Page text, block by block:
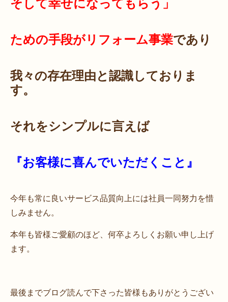
そして幸せになってもらう」
ための手段がリフォーム事業であり
我々の存在理由と認識しておりま
す。
それをシンプルに言えば
『お客様に喜んでいただくこと』
今年も常に良いサービス品質向上には社員一同努力を惜
しみません。
本年も皆様ご愛顧のほど、何卒よろしくお願い申し上げ
ます。
最後までブログ読んで下さった皆様もありがとうござい